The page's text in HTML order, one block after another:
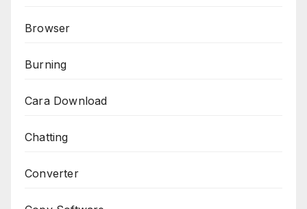
Browser
Burning
Cara Download
Chatting
Converter